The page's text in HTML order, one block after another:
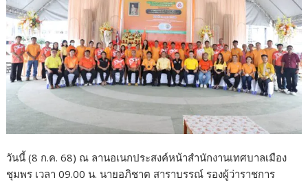
วันนี้ (8 ก.ค. 68) ณ ลานอเนกประสงค์หน้าสำนักงานเทศบาลเมือง
ชุมพร เวลา 09.00 น. นายอภิชาต สาราบรรณ์ รองผู้ว่าราชการ